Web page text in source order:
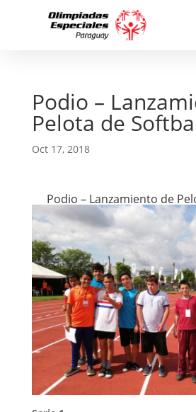
Podio –
Pelota de
Oct 17, 2018
Podio – Lanzamiento de